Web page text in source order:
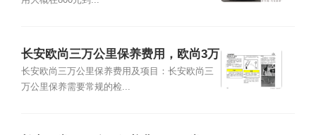
长安欧尚三万公里保养费用，欧尚3万
公里保养项目
长安欧尚三万公里保养费用及项目：长安欧尚三
万公里保养需要常规的检...